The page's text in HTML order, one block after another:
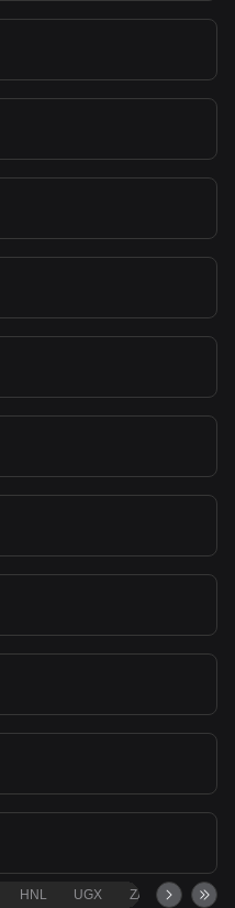
HNL UGX ZAR TND